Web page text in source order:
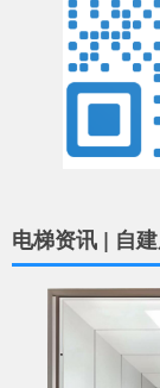
电梯资讯 | 自